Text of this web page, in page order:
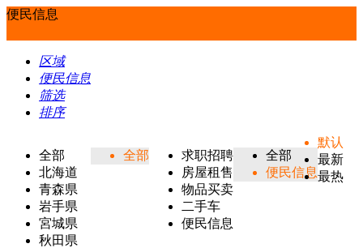
便民信息
区域
便民信息
筛选
排序
全部
北海道
青森県
岩手県
宮城県
秋田県
全部
求职招聘
房屋租售
物品买卖
二手车
便民信息
全部
便民信息
默认
最新
最热